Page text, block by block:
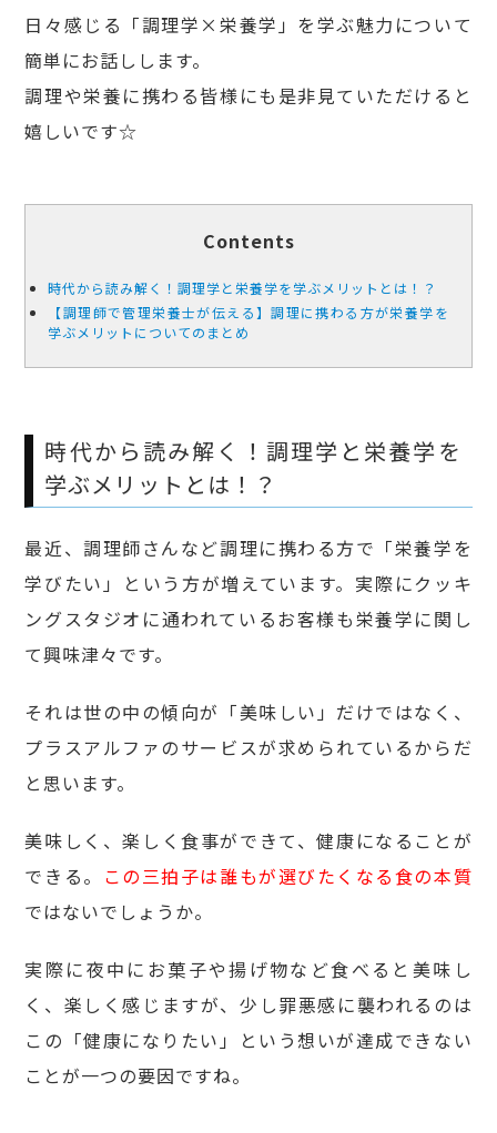
日々感じる「調理学×栄養学」を学ぶ魅力について
簡単にお話しします。
調理や栄養に携わる皆様にも是非見ていただけると
嬉しいです☆
Contents
時代から読み解く！調理学と栄養学を学ぶメリットとは！？
【調理師で管理栄養士が伝える】調理に携わる方が栄養学を
学ぶメリットについてのまとめ
時代から読み解く！調理学と栄養学を
学ぶメリットとは！？
最近、調理師さんなど調理に携わる方で「栄養学を
学びたい」という方が増えています。実際にクッキ
ングスタジオに通われているお客様も栄養学に関し
て興味津々です。
それは世の中の傾向が「美味しい」だけではなく、
プラスアルファのサービスが求められているからだ
と思います。
美味しく、楽しく食事ができて、健康になることが
できる。 この三拍子は誰もが選びたくなる食の本質
ではないでしょうか。
実際に夜中にお菓子や揚げ物など食べると美味し
く、楽しく感じますが、少し罪悪感に襲われるのは
この「健康になりたい」という想いが達成できない
ことが一つの要因ですね。